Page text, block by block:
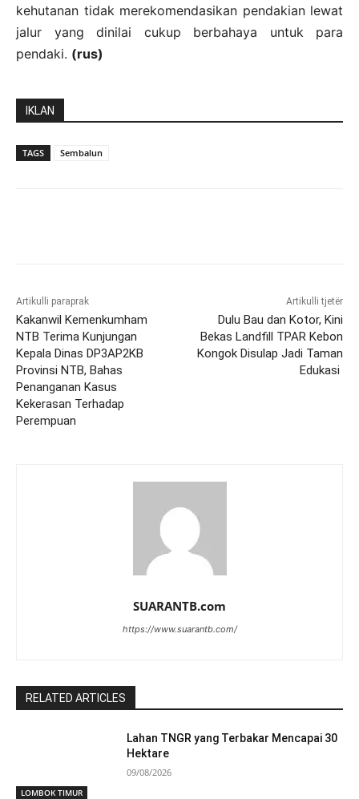
kehutanan tidak merekomendasikan pendakian lewat
jalur yang dinilai cukup berbahaya untuk para
pendaki. (rus)
IKLAN
TAGS Sembalun
Artikulli paraprak
Kakanwil Kemenkumham
NTB Terima Kunjungan
Kepala Dinas DP3AP2KB
Provinsi NTB, Bahas
Penanganan Kasus
Kekerasan Terhadap
Perempuan
Artikulli tjetër
Dulu Bau dan Kotor, Kini
Bekas Landfill TPAR Kebon
Kongok Disulap Jadi Taman
Edukasi
SUARANTB.com
https://www.suarantb.com/
RELATED ARTICLES
LOMBOK TIMUR
Lahan TNGR yang Terbakar Mencapai 30
Hektare
09/08/2026